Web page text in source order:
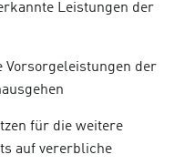
Leistungen der
Vorsorgeleistungen der
für die weitere
auf vererbliche